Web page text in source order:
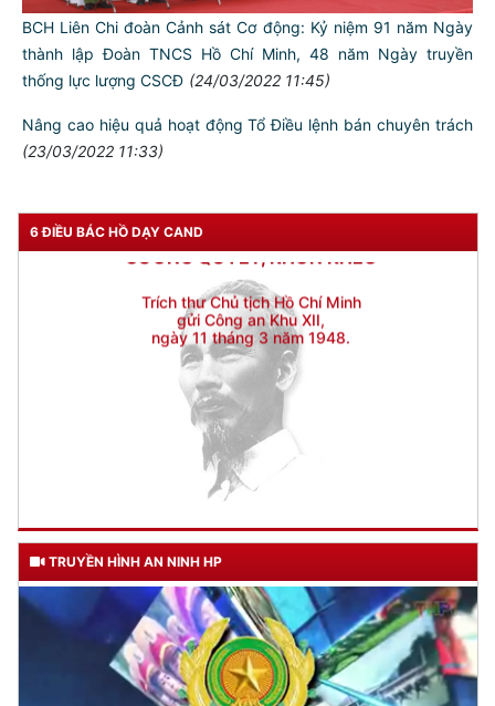
BCH Liên Chi đoàn Cảnh sát Cơ động: Kỷ niệm 91 năm Ngày
thành lập Đoàn TNCS Hồ Chí Minh, 48 năm Ngày truyền
thống lực lượng CSCĐ (24/03/2022 11:45)
Nâng cao hiệu quả hoạt động Tổ Điều lệnh bán chuyên trách
6 ĐIỀU BÁC HỒ DẠY CAND